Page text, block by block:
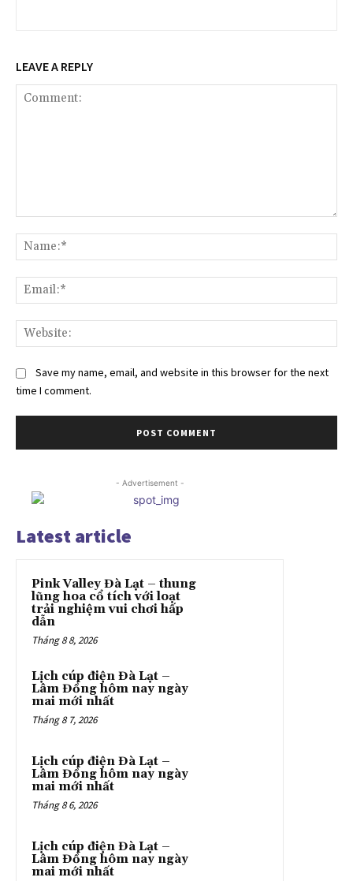
LEAVE A REPLY
Save my name, email, and website in this browser for the next
time I comment.
- Advertisement -
Latest article
Pink Valley Đà Lạt – thung
lũng hoa cổ tích với loạt
trải nghiệm vui chơi hấp
dẫn
Tháng 8 8, 2026
Lịch cúp điện Đà Lạt –
Lâm Đồng hôm nay ngày
mai mới nhất
Tháng 8 7, 2026
Lịch cúp điện Đà Lạt –
Lâm Đồng hôm nay ngày
mai mới nhất
Tháng 8 6, 2026
Lịch cúp điện Đà Lạt –
Lâm Đồng hôm nay ngày
mai mới nhất